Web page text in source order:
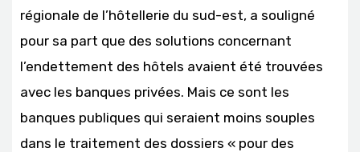
régionale de l’hôtellerie du sud-est, a souligné
pour sa part que des solutions concernant
l’endettement des hôtels avaient été trouvées
avec les banques privées. Mais ce sont les
banques publiques qui seraient moins souples
dans le traitement des dossiers « pour des